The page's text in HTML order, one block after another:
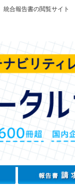
合報告書の閲覧サイト